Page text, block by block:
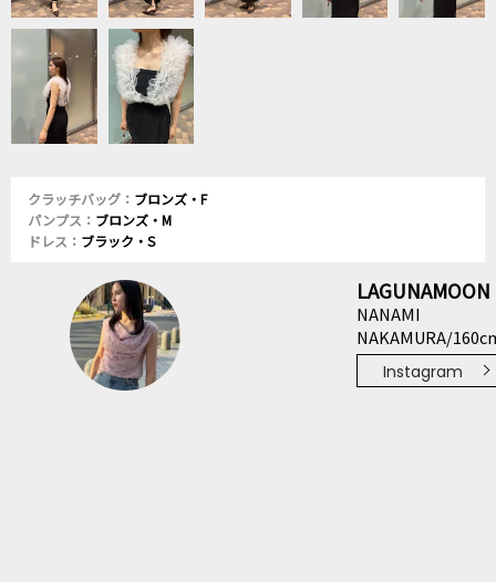
クラッチバッグ： ブロンズ・F
パンプス： ブロンズ・M
ドレス： ブラック・S
LAGUNAMOON
NANAMI
NAKAMURA/
Instagram